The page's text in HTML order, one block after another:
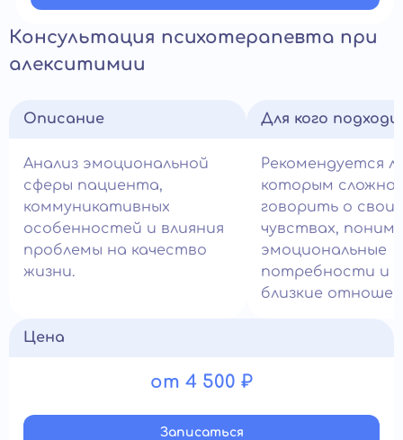
Консультация психотерапевта при
алекситимии
Описание
Анализ эмоциональной
сферы пациента,
коммуникативных
особенностей и влияния
проблемы на качество
жизни.
Для кого
Рекомендуется
которым сложно
говорить о своих
чувствах,
эмоциональные
потребности и
близкие
Цена
от 4 500 ₽
Записатьcя